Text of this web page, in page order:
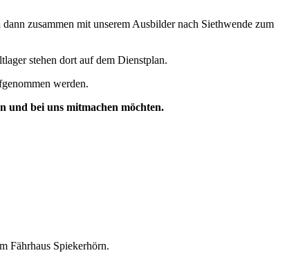
zusammen mit unserem Ausbilder nach Siethwende zum
stehen dort auf dem Dienstplan.
werden.
und bei uns mitmachen möchten.
Fährhaus Spiekerhörn.